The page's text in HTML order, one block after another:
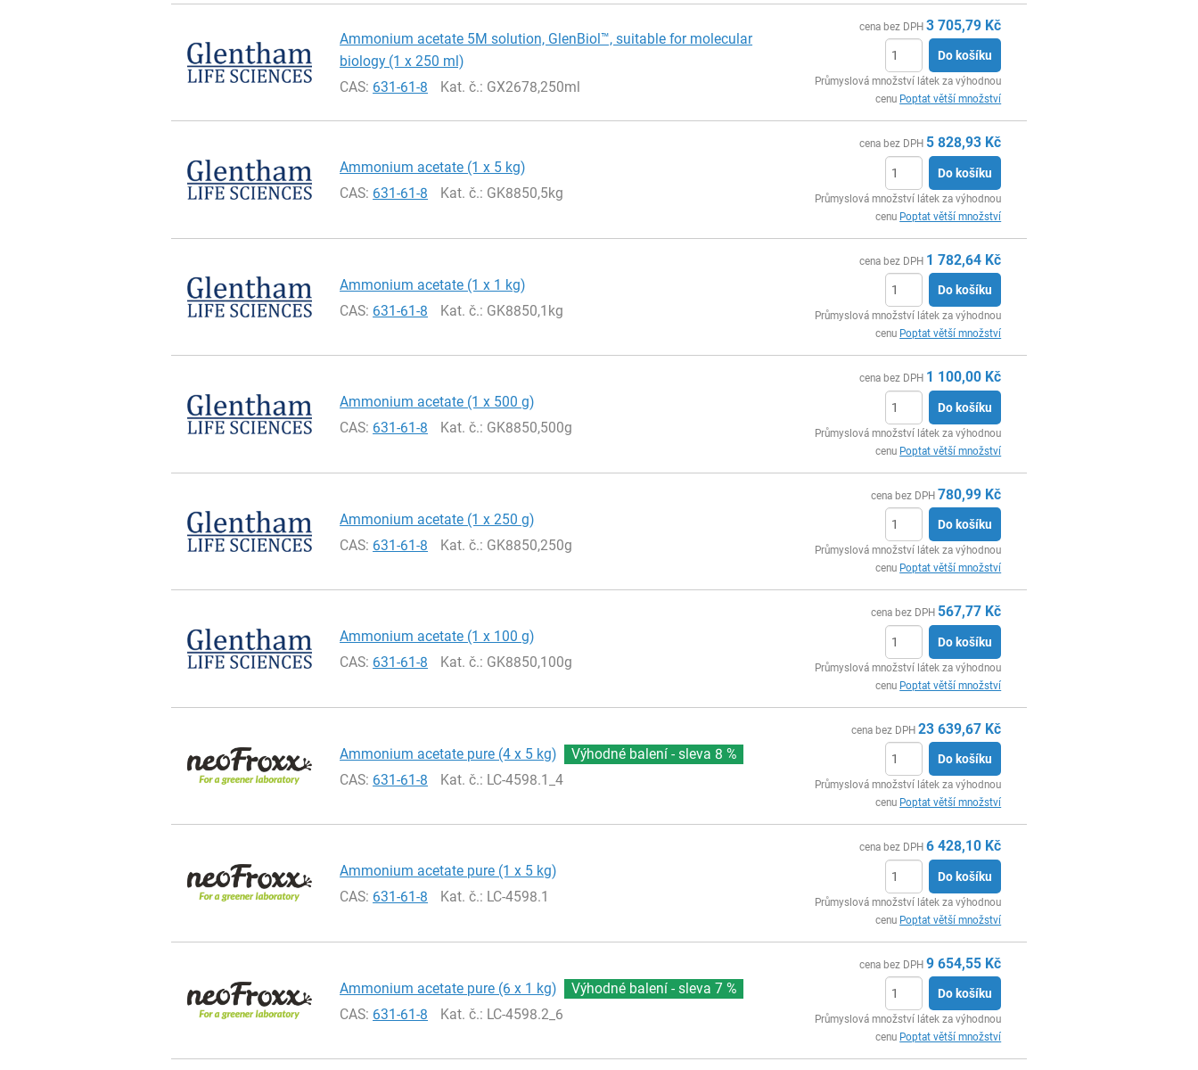
Ammonium acetate 5M solution, GlenBiol™, suitable for molecular
biology (1 x 250 ml)
CAS: 631-61-8 Kat. č.: GX2678,250ml
cena bez DPH 3 705,79 Kč
Do košíku
Průmyslová množství látek za výhodnou
cenu Poptat větší množství
Ammonium acetate (1 x 5 kg)
CAS: 631-61-8 Kat. č.: GK8850,5kg
cena bez DPH 5 828,93 Kč
Do košíku
Průmyslová množství látek za výhodnou
cenu Poptat větší množství
Ammonium acetate (1 x 1 kg)
CAS: 631-61-8 Kat. č.: GK8850,1kg
cena bez DPH 1 782,64 Kč
Do košíku
Průmyslová množství látek za výhodnou
cenu Poptat větší množství
Ammonium acetate (1 x 500 g)
CAS: 631-61-8 Kat. č.: GK8850,500g
cena bez DPH 1 100,00 Kč
Do košíku
Průmyslová množství látek za výhodnou
cenu Poptat větší množství
Ammonium acetate (1 x 250 g)
CAS: 631-61-8 Kat. č.: GK8850,250g
cena bez DPH 780,99 Kč
Do košíku
Průmyslová množství látek za výhodnou
cenu Poptat větší množství
Ammonium acetate (1 x 100 g)
CAS: 631-61-8 Kat. č.: GK8850,100g
cena bez DPH 567,77 Kč
Do košíku
Průmyslová množství látek za výhodnou
cenu Poptat větší množství
Ammonium acetate pure (4 x 5 kg) Výhodné balení - sleva 8 %
CAS: 631-61-8 Kat. č.: LC-4598.1_4
cena bez DPH 23 639,67 Kč
Do košíku
Průmyslová množství látek za výhodnou
cenu Poptat větší množství
Ammonium acetate pure (1 x 5 kg)
CAS: 631-61-8 Kat. č.: LC-4598.1
cena bez DPH 6 428,10 Kč
Do košíku
Průmyslová množství látek za výhodnou
cenu Poptat větší množství
Ammonium acetate pure (6 x 1 kg) Výhodné balení - sleva 7 %
CAS: 631-61-8 Kat. č.: LC-4598.2_6
cena bez DPH 9 654,55 Kč
Do košíku
Průmyslová množství látek za výhodnou
cenu Poptat větší množství